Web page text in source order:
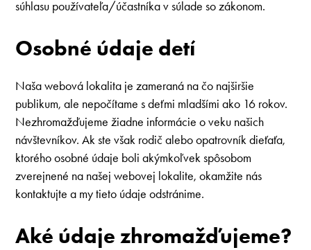
súhlasu používateľa/účastníka v súlade so zákonom.
Osobné údaje detí
Naša webová lokalita je zameraná na čo najširšie
publikum, ale nepočítame s deťmi mladšími ako 16 rokov.
Nezhromažďujeme žiadne informácie o veku našich
návštevníkov. Ak ste však rodič alebo opatrovník dieťaťa,
ktorého osobné údaje boli akýmkoľvek spôsobom
zverejnené na našej webovej lokalite, okamžite nás
kontaktujte a my tieto údaje odstránime.
Aké údaje zhromažďujeme?